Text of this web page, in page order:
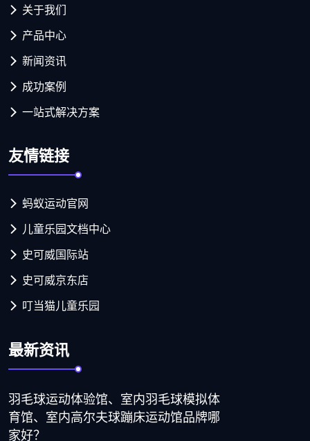
关于我们
产品中心
新闻资讯
成功案例
一站式解决方案
友情链接
蚂蚁运动官网
儿童乐园文档中心
史可威国际站
史可威京东店
叮当猫儿童乐园
最新资讯
羽毛球运动体验馆、室内羽毛球模拟体
育馆、室内高尔夫球蹦床运动馆品牌哪
家好？